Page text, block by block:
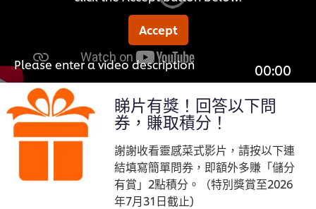
Accept
Please enter a video description 00:00
睇片有獎！回答以下問
券，賺取積分！
謝謝收看靈感菜式影片，請按以下連
結填寫簡單問券，即額外多賺「儲分
有賞」2點積分。（特別獎賞至2026
年7月31日截止)